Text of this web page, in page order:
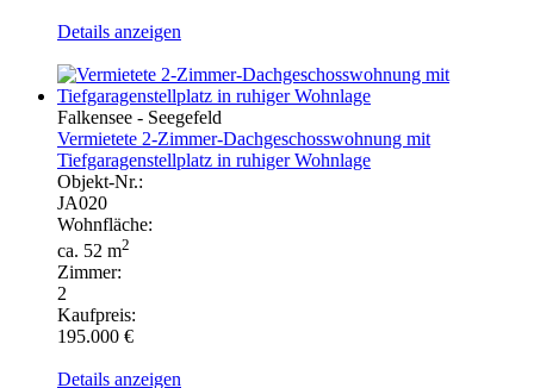
Details anzeigen
Falkensee - Seegefeld
Vermietete 2-Zimmer-Dachgeschosswohnung mit
Tiefgaragenstellplatz in ruhiger Wohnlage
Objekt-Nr.:
JA020
Wohnfläche:
ca. 52 m2
Zimmer:
2
Kaufpreis:
195.000 €
Details anzeigen